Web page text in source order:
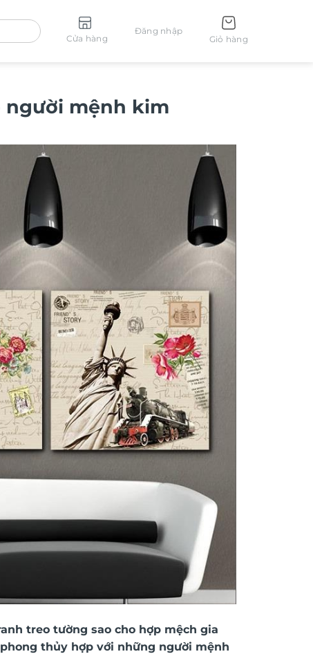
Cửa hàng
Đăng nhập
Giỏ hàng
mệnh kim
treo tường sao cho hợp mệch gia
thủy hợp với những người mệnh